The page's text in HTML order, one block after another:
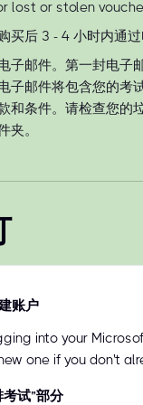
lost or stolen
买后 3 - 4 小时内通过
子邮件。第一封电子
子邮件将包含您的考
和条件。请检查您的
夹。
账户
into your
one if you don't
试”部分